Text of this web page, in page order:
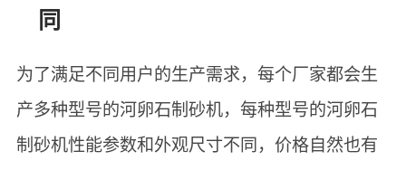
同
为了满足不同用户的生产需求，每个厂家都会生
产多种型号的河卵石制砂机，每种型号的河卵石
制砂机性能参数和外观尺寸不同，价格自然也有